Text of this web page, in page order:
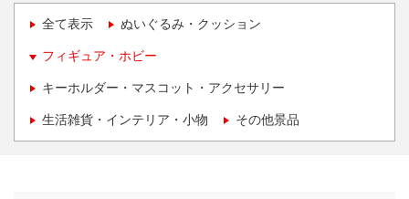
全て表示 ぬいぐるみ・クッション
フィギュア・ホビー
キーホルダー・マスコット・アクセサリー
生活雑貨・インテリア・小物 その他景品